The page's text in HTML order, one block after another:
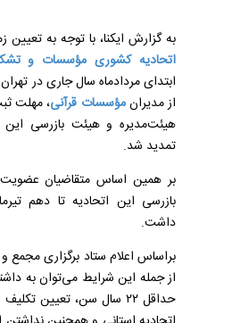
به گزارش ایکنا، با توجه به
اتحادیه کشوری مؤسسات و
ابتدای مردادماه سال جاری در
از مدیرانمؤسسات قرآنی، مهلت
هیئت‌مدیره و هیئت بازرسی
تمدید شد.
بر همین اساس متقاضیان
بازرسی این اتحادیه تا دهم
داشت.
براساس اعلام ستاد برگزاری مجمع و
از جمله این شرایط می‌توان به
حداقل ۲۲ سال سن،